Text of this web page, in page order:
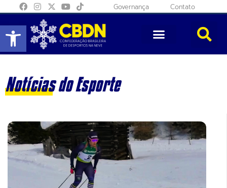
Abrir a barra de ferramentas
Governança Contato
Notícias do Esporte